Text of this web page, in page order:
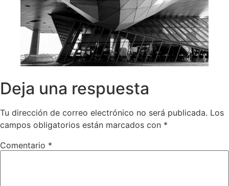
Deja una respuesta
Tu dirección de correo electrónico no será publicada. Los
campos obligatorios están marcados con *
Comentario *